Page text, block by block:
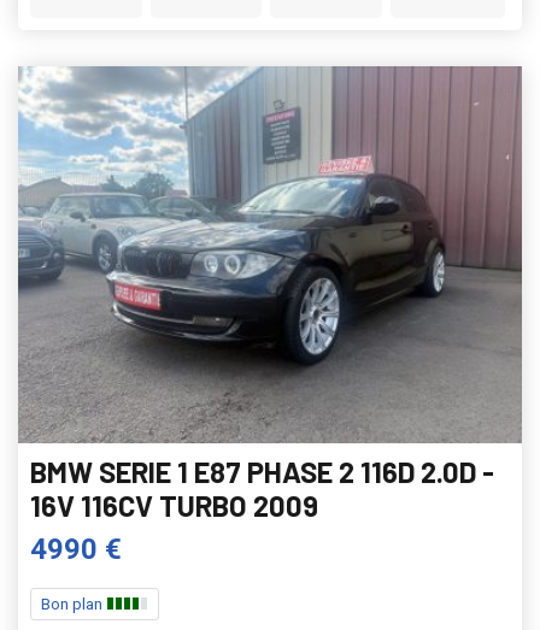
BMW SERIE 1 E87 PHASE 2 116D 2.0D -
16V 116CV TURBO 2009
4990 €
Bon plan